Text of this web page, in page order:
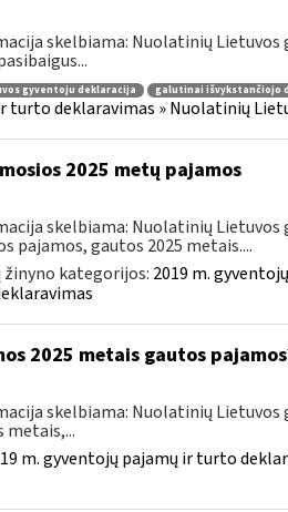
skelbiama: Nuolatinių
gyventoju deklaracija galutinai išvykstančiojo
turto deklaravimas » Nuolatinių
2025 metų pajamos
skelbiama: Nuolatinių
pajamos, gautos 2025 metais....
žinyno kategorijos: 2019 m.
2025 metais gautos
skelbiama: Nuolatinių
metais,...
m. gyventojų pajamų ir turto